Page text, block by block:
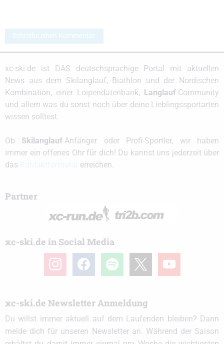
Schreibe einen Kommentar
xc-ski.de ist DAS deutschsprachige Portal mit aktuellen
News aus dem Skilanglauf, Biathlon und der Nordischen
Kombination, einer Loipendatenbank, Langlauf-Community
und allem was du sonst noch über deine Lieblingssportarten
wissen solltest.
Ob Skilanglauf-Anfänger oder Profi-Sportler, wir haben
immer ein offenes Ohr für dich! Du kannst uns jederzeit über
das
erreichen.
Partner
xc-ski.de in Social Media
instagramfacebook spotify youtube
xc-ski.de Newsletter Anmeldung
Du willst immer aktuell auf dem Laufenden bleiben? Dann
melde dich für unseren Newsletter an. Während der Saison